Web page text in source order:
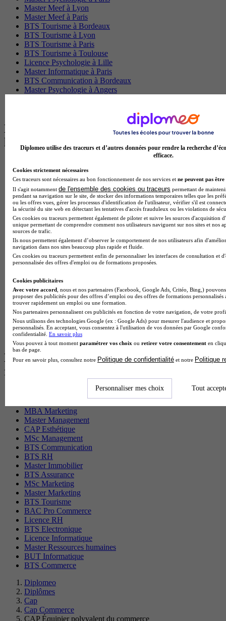
Master Meef à Lyon
Master Meef à Paris
BTS Tourisme à Bordeaux
BTS Tourisme à Lyon
BTS Tourisme à Paris
BTS Tourisme à Toulouse
Licence Psychologie à Lille
Master Informatique à Paris
BTS Communication à Bordeaux
Master Psychologie à Angers
Les intitulés de diplôme par alternance
les plus recherchés
BTS Dietetique en alternance
BTS Mco en alternance
BTS Pi en alternance
BTS Sp3s en alternance
Master CCA en alternance
BTS Ndrc en alternance
BTS Sam en alternance
Cap Fleuriste en alternance
BTS Sio en alternance
MSc Marketing Digital en alternance
BTS Gpme en alternance
BTS Gpn en alternance
BTS Domotique en alternance
BAC Pro Agora en alternance
BTS Sta en alternance
BTS Iris en alternance
BTS Tpl en alternance
BTS Ati en alternance
Les diplômes par filière les plus
recherchés
MBA Marketing
Master Management
CAP Esthétique
MSc Management
BTS Communication
BTS RH
Master Immobilier
BTS Assurance
MSc Marketing
Master Marketing
BTS Tourisme
BAC Pro Commerce
Licence RH
BTS Electronique
Licence Informatique
Master Ressources humaines
BUT Informatique
BTS Commerce
Diplomeo
Diplômes
Cap
Cap Commerce
CAP Équipier polyvalent du commerce
Diplomeo utilise des traceurs et d’autres données pour rendre la recherche
efficace.
Cookies strictement nécessaires
Ces traceurs sont nécessaires au bon fonctionnement de nos services et ne peuvent pas être
Il s'agit notamment de l'ensemble des cookies ou traceurs permettant de
pendant sa navigation sur le site, de stocker des informations temporaires telles que les
ou les offres vues, gérer les processus d'identification de l'utilisateur, vérifier s'il est
la sécurité du site web en détectant les tentatives d'accès frauduleux ou les violations de
Ces cookies ou traceurs permettent également de piloter et suivre les sources d'acquisition
unique permettant de comprendre comment nos utilisateurs naviguent sur nos sites et nos
sources de trafic.
Ils nous permettent également d’observer le comportement de nos utilisateurs afin
navigation dans nos sites beaucoup plus rapide et fluide.
Ces cookies ou traceurs permettent enfin de personnaliser les interfaces de consultation et
personnalisée des offres d'emploi ou de formations proposées.
Cookies publicitaires
Avec votre accord , nous et nos partenaires (Facebook, Google Ads, Critéo, Bing,)
proposer des publicités pour des offres d’emploi ou des offres de formations
trouver rapidement un emploi ou une formation.
Nos partenaires personnalisent ces publicités en fonction de votre navigation, de votre
Nous utilisons des technologies Google (ex : Google Ads) pour mesurer l'audience et
personnalisés. En acceptant, vous consentez à l'utilisation de vos données par Google
confidentialité. En savoir plus
Vous pouvez à tout moment paramétrer vos choix ou retirer votre consentement en
bas de page.
Pour en savoir plus, consultez notre Politique de confidentialité et notre Politique
Personnaliser mes choix Tout